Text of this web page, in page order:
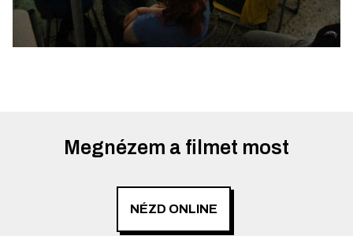
Megnézem a filmet most
NÉZD ONLINE